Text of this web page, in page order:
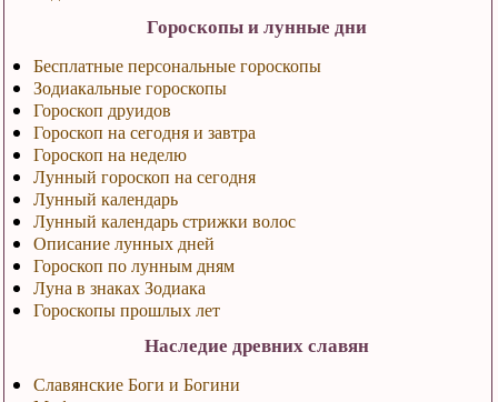
Гороскопы и лунные дни
Бесплатные персональные гороскопы
Зодиакальные гороскопы
Гороскоп друидов
Гороскоп на сегодня и завтра
Гороскоп на неделю
Лунный гороскоп на сегодня
Лунный календарь
Лунный календарь стрижки волос
Описание лунных дней
Гороскоп по лунным дням
Луна в знаках Зодиака
Гороскопы прошлых лет
Наследие древних славян
Славянские Боги и Богини